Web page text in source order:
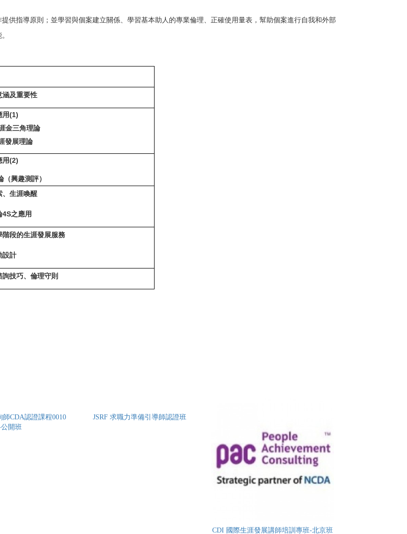
供指導原則；並學習與個案建立關係、學習基本助人的專業倫理、正確使用量表，幫助個案進行自我和外部
涵及重要性
用(1)
金三角理論
發展理論
用(2)
興趣測評）
、生涯喚醒
4S之應用
階段的生涯發展服務
設計
技巧、倫理守則
師CDA認證課程0010
開班
JSRF 求職力準備引導師認證班
CDI 國際生涯發展講師培訓專班-北京班